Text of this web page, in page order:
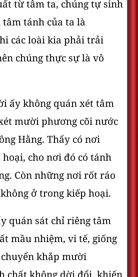
từ tâm ta, chúng tự sinh
tánh của ta là
các loài kia phải trải
chúng thực sự là vô
ấy không quán xét tâm
mười phương cõi nước
Hằng. Thấy có nơi
cho nơi đó có tánh
Còn những nơi rốt ráo
ở trong kiếp hoại.
quán sát chỉ riêng tâm
mầu nhiệm, vi tế, giống
khắp mười